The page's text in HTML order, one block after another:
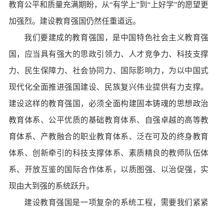
教育公平和质量充满期盼，从“有学上”到“上好学”的愿望更
加强烈。建设教育强国仍然任重道远。
我们要建成的教育强国，是中国特色社会主义教育强
国，应当具有强大的思政引领力、人才竞争力、科技支撑
力、民生保障力、社会协同力、国际影响力，为以中国式
现代化全面推进强国建设、民族复兴伟业提供有力支撑。
建设这样的教育强国，必须全面构建固本铸魂的思想政治
教育体系、公平优质的基础教育体系、自强卓越的高等教
育体系、产教融合的职业教育体系、泛在可及的终身教育
体系、创新牵引的科技支撑体系、素质精良的教师队伍体
系、开放互鉴的国际合作体系，以质图强、以治促强，实
现由大到强的系统跃升。
建设教育强国是一项复杂的系统工程，需要我们紧紧